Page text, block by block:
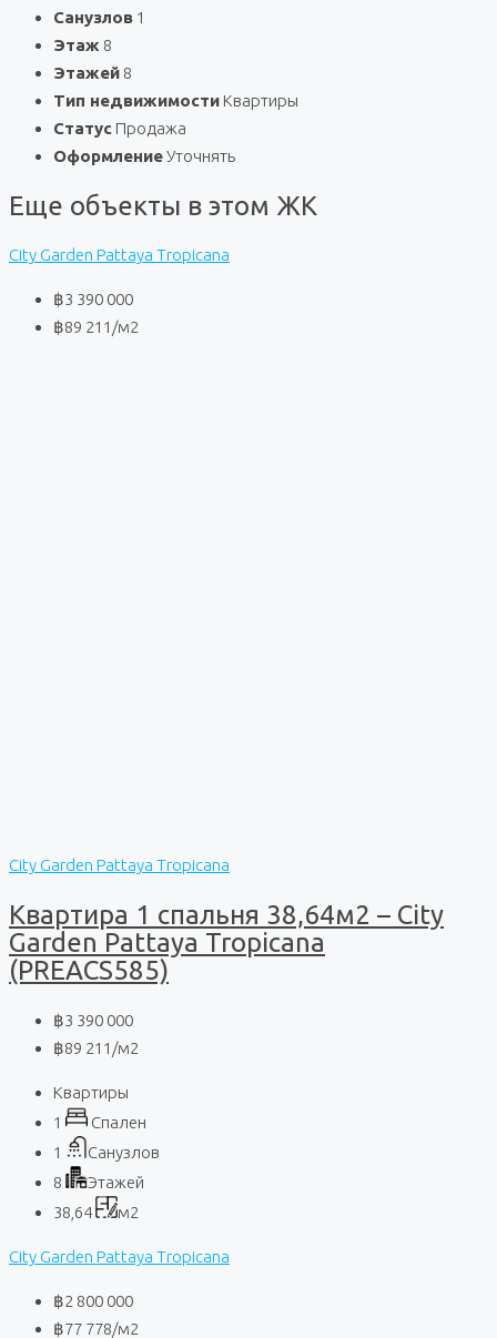
Санузлов 1
Этаж 8
Этажей 8
Тип недвижимости Квартиры
Статус Продажа
ОформлениеУточнять
Еще объекты в этом ЖК
City Garden Pattaya Tropicana
฿3 390 000
฿89 211 /м2
City Garden Pattaya Tropicana
Квартира 1 спальня 38,64м2 – City
Garden Pattaya Tropicana
(PREACS585)
฿3 390 000
฿89 211 /м2
Квартиры
1
Спален
1
Санузлов
8
Этажей
38,64
м2
City Garden Pattaya Tropicana
฿2 800 000
฿77 778/м2